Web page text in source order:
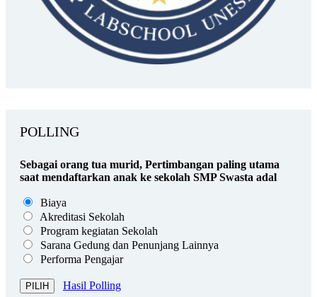
POLLING
Sebagai orang tua murid, Pertimbangan paling utama
saat mendaftarkan anak ke sekolah SMP Swasta adal
Biaya
Akreditasi Sekolah
Program kegiatan Sekolah
Sarana Gedung dan Penunjang Lainnya
Performa Pengajar
Hasil Polling